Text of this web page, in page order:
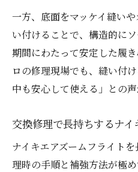
一方、底面をマッケイ縫い
い付けることで、構造的に
期間にわたって安定した履
ロの修理現場でも、縫い付
中も安心して使える」との
交換修理で長持ちするナ
ナイキエアズームフライト
理時の手順と補強方法が極